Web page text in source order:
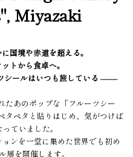
Miyazaki
国境や赤道を超える。
トから食卓へ。
ールはいつも旅している ––––
たあのポップな「フルーツシー
タペタと貼りはじめ、気がつけば
ていました。
ンを一堂に集めた世界でも初め
展を開催します。